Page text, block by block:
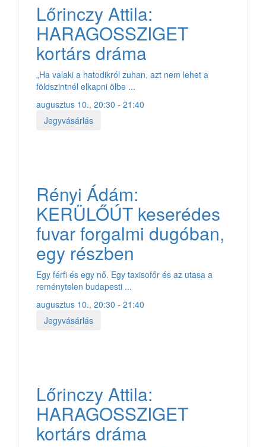
Lőrinczy Attila:
HARAGOSSZIGET
kortárs dráma
„Ha valaki a hatodikról zuhan, azt nem lehet a
földszintnél elkapni ölbe ...
augusztus 10., 20:30 - 21:40
Jegyvásárlás
Rényi Ádám:
KERÜLŐÚT keserédes
fuvar forgalmi dugóban,
egy részben
Egy férfi és egy nő. Egy taxisofőr és az utasa a
reménytelen budapesti ...
augusztus 10., 20:30 - 21:40
Jegyvásárlás
Lőrinczy Attila:
HARAGOSSZIGET
kortárs dráma